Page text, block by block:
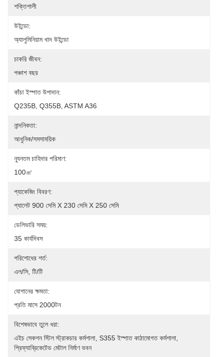
শক্তিশালী
উইন্ডো:
অ্যালুমিনিয়াম খাদ উইন্ডো
চাকরি জীবন:
পঞ্চাশ বছর
কাঁচা ইস্পাত উপাদান:
Q235B, Q355B, ASTM A36
নান্দনিকতা:
আধুনিক/সমসাময়িক
ন্যূনতম চাহিদার পরিমাণ:
100㎡
প্যাকেজিং বিবরণ:
প্যালেট 900 সেমি X 230 সেমি X 250 সেমি
ডেলিভারি সময়:
35 কার্যদিবস
পরিশোধের শর্ত:
এল/সি, টি/টি
যোগানের ক্ষমতা:
প্রতি মাসে 2000টন
বিশেষভাবে তুলে ধরা:
এইচ সেকশন স্টিল স্ট্রাকচার কর্মশালা S355 ইস্পাত কাঠামোগত কর্মশালা
প্রিফ্যাব্রিকেটেড মেটাল নির্মাণ ভবন